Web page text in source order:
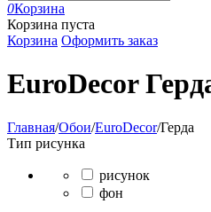
0Корзина
Корзина пуста
Корзина Оформить заказ
EuroDecor
Главная/Обои/EuroDecor/Герда
Тип рисунка
рисунок
фон